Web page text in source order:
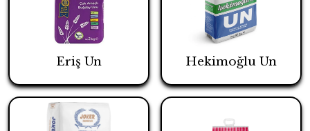
Eriş Un Hekimoğlu Un